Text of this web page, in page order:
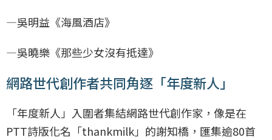
—吳明益《海風酒店》
—吳曉樂《那些少女沒有抵達》
網路世代創作者共同角逐「年度新人」
「年度新人」入圍者集結網路世代創作家，像是在
PTT詩版化名「thankmilk」的謝知橋，匯集逾80首